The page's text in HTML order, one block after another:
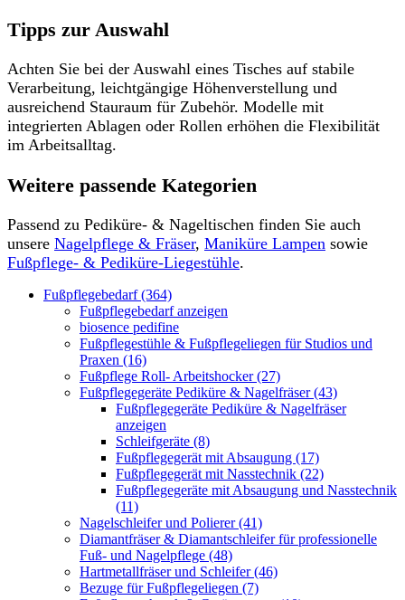
Tipps zur Auswahl
Achten Sie bei der Auswahl eines Tisches auf stabile
Verarbeitung, leichtgängige Höhenverstellung und
ausreichend Stauraum für Zubehör. Modelle mit
integrierten Ablagen oder Rollen erhöhen die Flexibilität
im Arbeitsalltag.
Weitere passende Kategorien
Passend zu Pediküre- & Nageltischen finden Sie auch
unsere Nagelpflege & Fräser, Maniküre Lampen sowie
Fußpflege- & Pediküre-Liegestühle.
Fußpflegebedarf (364)
Fußpflegebedarf anzeigen
biosence pedifine
Fußpflegestühle & Fußpflegeliegen für Studios und
Praxen (16)
Fußpflege Roll- Arbeitshocker (27)
Fußpflegegeräte Pediküre & Nagelfräser (43)
Fußpflegegeräte Pediküre & Nagelfräser
anzeigen
Schleifgeräte (8)
Fußpflegegerät mit Absaugung (17)
Fußpflegegerät mit Nasstechnik (22)
Fußpflegegeräte mit Absaugung und Nasstechnik
(11)
Nagelschleifer und Polierer (41)
Diamantfräser & Diamantschleifer für professionelle
Fuß- und Nagelpflege (48)
Hartmetallfräser und Schleifer (46)
Bezuge für Fußpflegeliegen (7)